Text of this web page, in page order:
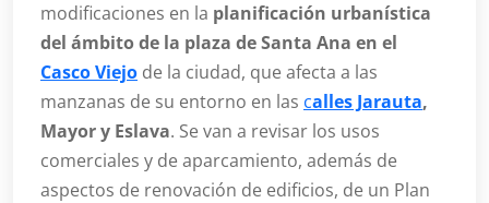
modificaciones en la planificación urbanística
del ámbito de la plaza de Santa Ana en el
Casco Viejo de la ciudad, que afecta a las
manzanas de su entorno en las calles Jarauta,
Mayor y Eslava. Se van a revisar los usos
comerciales y de aparcamiento, además de
aspectos de renovación de edificios, de un Plan